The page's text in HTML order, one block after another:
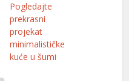
Pogledajte
prekrasni
projekat
minimalističke
kuće u šumi